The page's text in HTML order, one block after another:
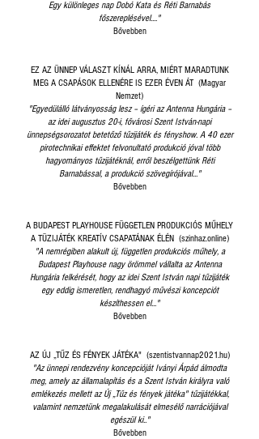
Egy különleges nap Dobó Kata és Réti Barnabás
főszereplésével...."
Bővebben
EZ AZ ÜNNEP VÁLASZT KÍNÁL ARRA, MIÉRT MARADTUNK
MEG A CSAPÁSOK ELLENÉRE IS EZER ÉVEN ÁT (Magyar
Nemzet)
"Egyedülálló látványosság lesz – ígéri az Antenna Hungária –
az idei augusztus 20-i, fővárosi Szent István-napi
ünnepségsorozatot betetőző tűzijáték és fényshow. A 40 ezer
pirotechnikai effektet felvonultató produkció jóval több
hagyományos tűzijátéknál, erről beszélgettünk Réti
Barnabással, a produkció szövegírójával..."
Bővebben
A BUDAPEST PLAYHOUSE FÜGGETLEN PRODUKCIÓS MŰHELY
A TÜZIJÁTÉK KREATÍV CSAPATÁNAK ÉLÉN (szinhaz.online)
"A nemrégiben alakult új, független produkciós műhely, a
Budapest Playhouse nagy örömmel vállalta az Antenna
Hungária felkérését, hogy az idei Szent István napi tűzijáték
egy eddig ismeretlen, rendhagyó művészi koncepciót
készíthessen el..."
Bővebben
AZ ÚJ „TŰZ ÉS FÉNYEK JÁTÉKA" (szentistvannap2021.hu)
"Az ünnepi rendezvény koncepcióját Iványi Árpád álmodta
meg, amely az államalapítás és a Szent István királyra való
emlékezés mellett az Új „Tűz és fények játéka" tűzijátékkal,
valamint nemzetünk megalakulását elmesélő narrációjával
egészül ki.."
Bővebben